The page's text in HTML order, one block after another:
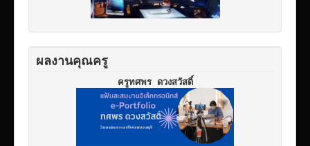
ผลงานคุณครู
ครูทศพร ดวงสวัสดิ์